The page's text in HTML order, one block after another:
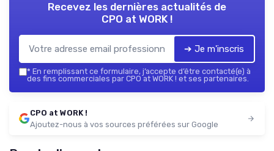
Recevez les dernières actualités de
CPO at WORK !
➔ Je m'inscris
* En remplissant ce formulaire, j’accepte d’être contacté(e) à
des fins commerciales par CPO at WORK ! et ses partenaires.
CPO at WORK !
Ajoutez-nous à vos sources préférées sur Google